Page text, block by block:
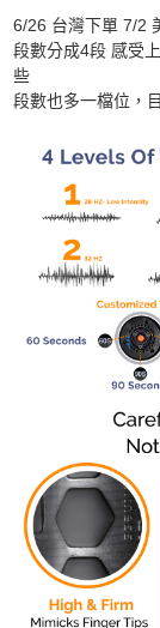
6/26 台灣下單 7/2
段數分成4段 感受
些
段數也多一檔位，